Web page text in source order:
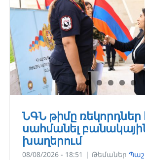
ՆԳՆ թիմը ռեկորդներ
սահմանել
խաղերում
08/08/2026 - 18:51 | Թեմաներ